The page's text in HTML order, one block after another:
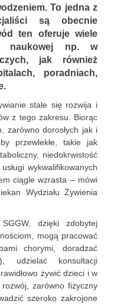
To jedna z
są obecnie
ten oferuje wiele
naukowej np. w
jak również
poradniach,
stale się rozwija i
z tego zakresu. Biorąc
zarówno dorosłych jak i
przewlekłe, takie jak
niedokrwistość
wykwalifikowanych
ciągle wzrasta – mówi
Wydziału Żywienia
dzięki zdobytej
mogą pracować
chorymi, doradzać
udzielać konsultacji
żywić dzieci i w
zarówno fizyczny
szeroko zakrojone